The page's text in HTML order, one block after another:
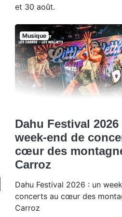
et 30 août.
Musique
Dahu Festival
week-end de
cœur des
Carroz
Dahu Festival 2026 : un
concerts au cœur des
Carroz